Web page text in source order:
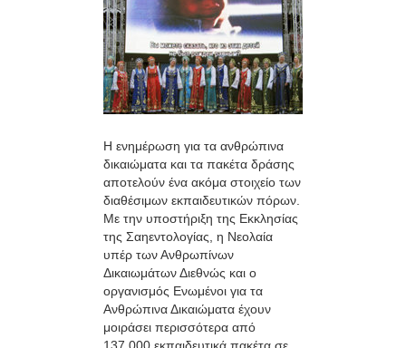
Η ενημέρωση για τα ανθρώπινα
δικαιώματα και τα πακέτα δράσης
αποτελούν ένα ακόμα στοιχείο των
διαθέσιμων εκπαιδευτικών πόρων.
Με την υποστήριξη της Εκκλησίας
της Σαηεντολογίας, η Νεολαία
υπέρ των Ανθρωπίνων
Δικαιωμάτων Διεθνώς και ο
οργανισμός Ενωμένοι για τα
Ανθρώπινα Δικαιώματα έχουν
μοιράσει περισσότερα από